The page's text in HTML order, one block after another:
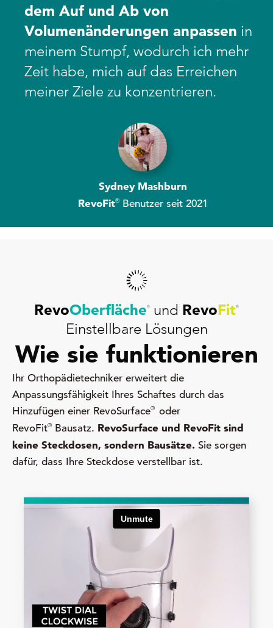
Sydney Mashburn
RevoFit®Benutzer seit 2021
dem Auf und Ab von
Volumenänderungen anpassen in
meinem Stumpf, wodurch ich mehr
Zeit habe, mich auf das Erreichen
meiner Ziele zu konzentrieren.
RevoOberfläche® und RevoFit®
Einstellbare Lösungen
Wie sie funktionieren
Ihr Orthopädietechniker erweitert die
Anpassungsfähigkeit Ihres Schaftes durch das
Hinzufügen einer RevoSurface® oder
RevoFit® Bausatz. RevoSurface und RevoFit sind
keine Steckdosen, sondern Bausätze. Sie sorgen
dafür, dass Ihre Steckdose verstellbar ist.